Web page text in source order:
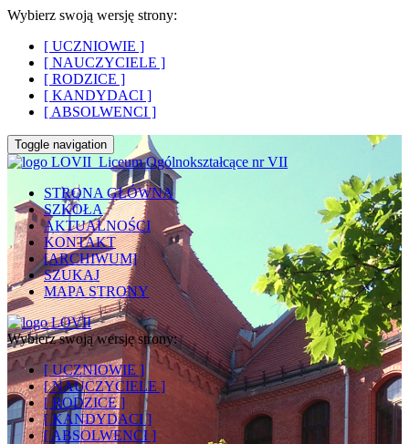
Wybierz swoją wersję strony:
[ UCZNIOWIE ]
[ NAUCZYCIELE ]
[ RODZICE ]
[ KANDYDACI ]
[ ABSOLWENCI ]
Toggle navigation
Liceum Ogólnokształcące nr VII
STRONA GŁÓWNA
SZKOŁA
AKTUALNOŚCI
KONTAKT
[ARCHIWUM]
SZUKAJ
MAPA STRONY
Wybierz swoją wersję strony:
[ UCZNIOWIE ]
[ NAUCZYCIELE ]
[ RODZICE ]
[ KANDYDACI ]
[ ABSOLWENCI ]